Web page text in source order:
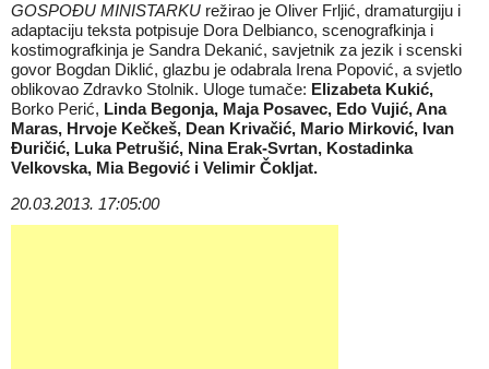
GOSPOĐU MINISTARKU režirao je Oliver Frljić, dramaturgiju i
adaptaciju teksta potpisuje Dora Delbianco, scenografkinja i
kostimografkinja je Sandra Dekanić, savjetnik za jezik i scenski
govor Bogdan Diklić, glazbu je odabrala Irena Popović, a svjetlo
oblikovao Zdravko Stolnik. Uloge tumače: Elizabeta Kukić,
Borko Perić, Linda Begonja, Maja Posavec, Edo Vujić,Ana
Maras, Hrvoje Kečkeš, Dean Krivačić, Mario Mirković, Ivan
Đuričić, Luka Petrušić, Nina Erak-Svrtan, Kostadinka
Velkovska, Mia Begović i Velimir Čokljat.
20.03.2013. 17:05:00